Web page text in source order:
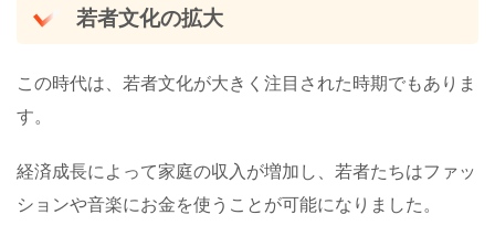
若者文化の拡大
この時代は、若者文化が大きく注目された時期でもありま
す。
経済成長によって家庭の収入が増加し、若者たちはファッ
ションや音楽にお金を使うことが可能になりました。